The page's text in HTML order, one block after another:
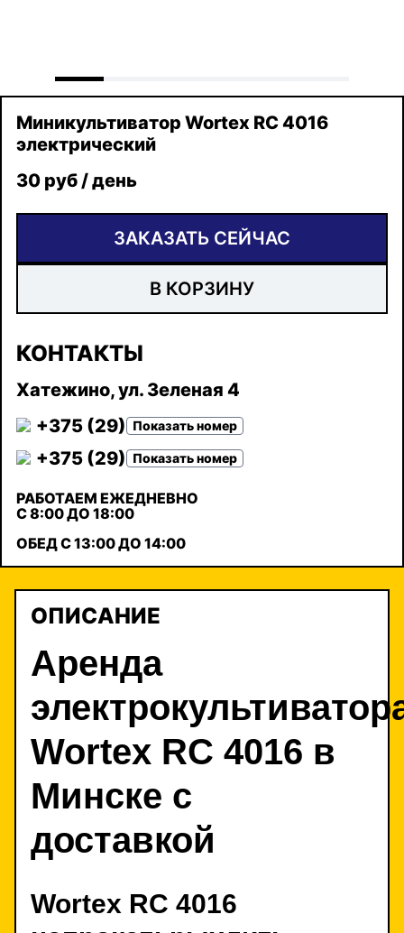
Миникультиватор Wortex RC 4016
электрический
30 руб / день
ЗАКАЗАТЬ СЕЙЧАС
В КОРЗИНУ
КОНТАКТЫ
Хатежино, ул. Зеленая 4
+375 (29) Показать номер
+375 (29) Показать номер
РАБОТАЕМ ЕЖЕДНЕВНО
С 8:00 ДО 18:00
ОБЕД С 13:00 ДО 14:00
ОПИСАНИЕ
Аренда
Wortex RC 4016 в
Минске с
доставкой
Wortex RC 4016